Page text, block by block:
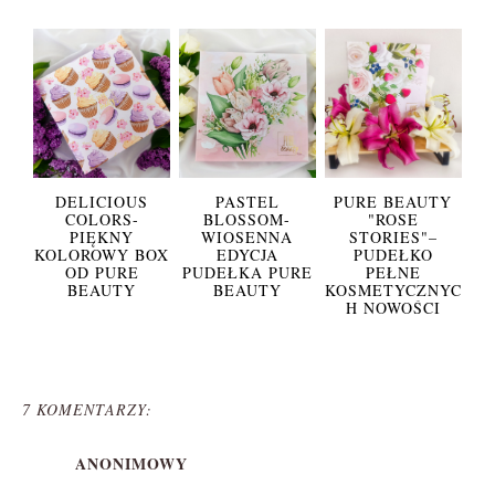
DELICIOUS
COLORS-
PIĘKNY
KOLOROWY BOX
OD PURE
BEAUTY
PASTEL
BLOSSOM-
WIOSENNA
EDYCJA
PUDEŁKA PURE
BEAUTY
PURE BEAUTY
"ROSE
STORIES"–
PUDEŁKO
PEŁNE
KOSMETYCZNYC
H NOWOŚCI
7 KOMENTARZY:
ANONIMOWY